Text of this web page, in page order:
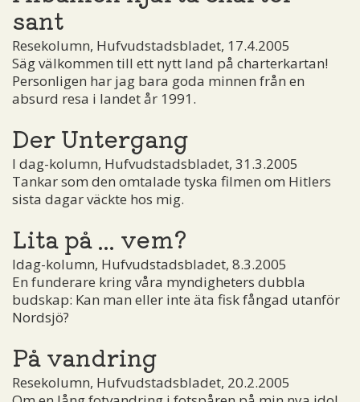
sant
Resekolumn, Hufvudstadsbladet, 17.4.2005
Säg välkommen till ett nytt land på charterkartan!
Personligen har jag bara goda minnen från en
absurd resa i landet år 1991.
Der Untergang
I dag-kolumn, Hufvudstadsbladet, 31.3.2005
Tankar som den omtalade tyska filmen om Hitlers
sista dagar väckte hos mig.
Lita på ... vem?
Idag-kolumn, Hufvudstadsbladet, 8.3.2005
En funderare kring våra myndigheters dubbla
budskap: Kan man eller inte äta fisk fångad utanför
Nordsjö?
På vandring
Resekolumn, Hufvudstadsbladet, 20.2.2005